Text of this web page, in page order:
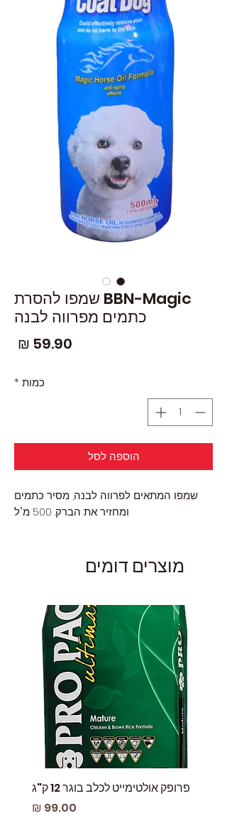
BBN-Magic שמפו להסרת
כתמים מפרווה לבנה
כמות *
הוספה לסל
שמפו המתאים לפרווה לבנה, מסיר כתמים
ומחזיר את הברק. 500 מ"ל
מוצרים דומים
פרופק אולטימייט לכלב בוגר 12 ק"ג
מחיר